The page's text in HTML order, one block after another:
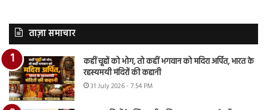
ताज़ा समाचार
कहीं चूहों को भोग, तो कहीं भगवान को मदिरा अर्पित, भारत के
रहस्यमयी मंदिरों की कहानी
31 July 2026 - 7:54 PM